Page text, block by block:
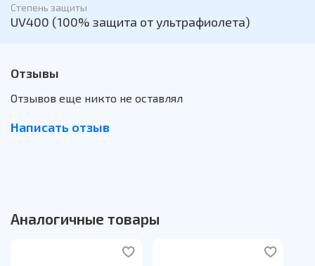
Степень защиты
UV400 (100% защита от ультрафиолета)
Отзывы
Отзывов еще никто не оставлял
Написать отзыв
Аналогичные товары